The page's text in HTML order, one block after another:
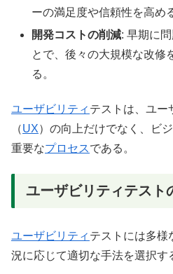
ーの満足度や信頼性を高め
開発コストの削減: 早期に
とで、後々の大規模な改修
る。
ユーザビリティ テストは、ユー
（UX）の向上だけでなく、ビ
重要なプロセスである。
ユーザビリティテスト
ユーザビリティ テストには多様
況に応じて適切な手法を選択す